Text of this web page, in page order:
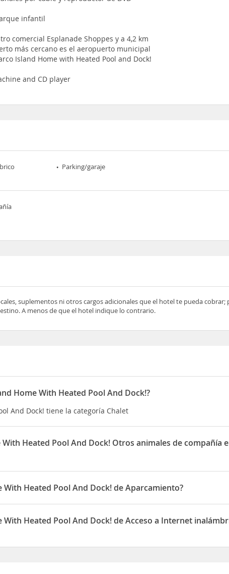
infantil
comercial Esplanade Shoppes y a 4,2 km
más cercano es el aeropuerto municipal
Island Home with Heated Pool and Dock!
and CD player
Parking/garaje
suplementos ni otros cargos adicionales que el hotel te pueda cobrar;
A menos de que el hotel indique lo contrario.
Home With Heated Pool And Dock!?
And Dock! tiene la categoría Chalet
Heated Pool And Dock! Otros animales de compañía
And Dock! permite Otros animales de compañía en las
Heated Pool And Dock! de Aparcamiento?
And Dock! dispone de Aparcamiento
Heated Pool And Dock! de Acceso a Internet